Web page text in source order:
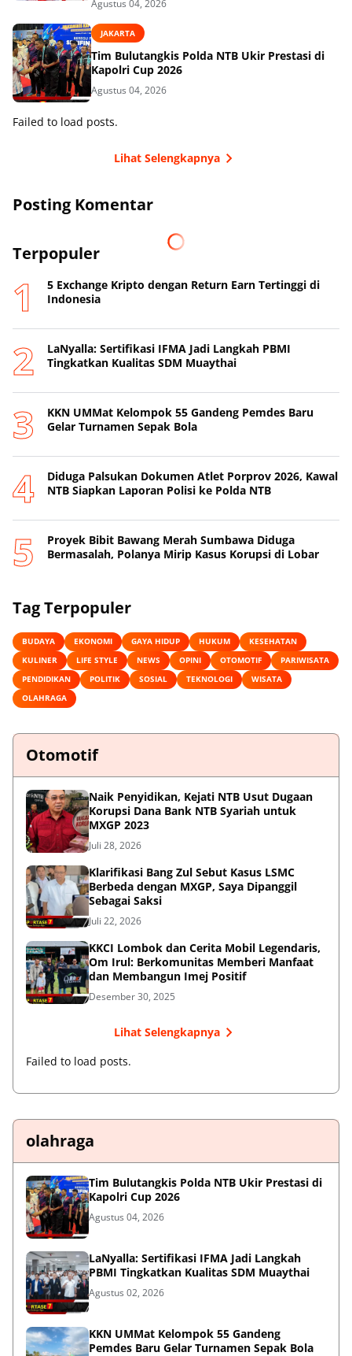
Agustus 04, 2026
JAKARTA
Tim Bulutangkis Polda NTB Ukir Prestasi di
Kapolri Cup 2026
Agustus 04, 2026
Failed to load posts.
Lihat Selengkapnya
Posting Komentar
Terpopuler
5 Exchange Kripto dengan Return Earn Tertinggi di
Indonesia
LaNyalla: Sertifikasi IFMA Jadi Langkah PBMI
Tingkatkan Kualitas SDM Muaythai
KKN UMMat Kelompok 55 Gandeng Pemdes Baru
Gelar Turnamen Sepak Bola
Diduga Palsukan Dokumen Atlet Porprov 2026, Kawal
NTB Siapkan Laporan Polisi ke Polda NTB
Proyek Bibit Bawang Merah Sumbawa Diduga
Bermasalah, Polanya Mirip Kasus Korupsi di Lobar
Tag Terpopuler
BUDAYA EKONOMI GAYA HIDUP HUKUM
KESEHATAN
KULINER
LIFE STYLE NEWS OPINI OTOMOTIF
PARIWISATA
PENDIDIKAN
POLITIK SOSIAL TEKNOLOGI
WISATA
OLAHRAGA
Otomotif
Naik Penyidikan, Kejati NTB Usut Dugaan
Korupsi Dana Bank NTB Syariah untuk
MXGP 2023
Juli 28, 2026
Klarifikasi Bang Zul Sebut Kasus LSMC
Berbeda dengan MXGP, Saya Dipanggil
Sebagai Saksi
Juli 22, 2026
KKCI Lombok dan Cerita Mobil Legendaris,
Om Irul: Berkomunitas Memberi Manfaat
dan Membangun Imej Positif
Desember 30, 2025
Lihat Selengkapnya
Failed to load posts.
olahraga
Tim Bulutangkis Polda NTB Ukir Prestasi di
Kapolri Cup 2026
Agustus 04, 2026
LaNyalla: Sertifikasi IFMA Jadi Langkah
PBMI Tingkatkan Kualitas SDM Muaythai
Agustus 02, 2026
KKN UMMat Kelompok 55 Gandeng
Pemdes Baru Gelar Turnamen Sepak Bola